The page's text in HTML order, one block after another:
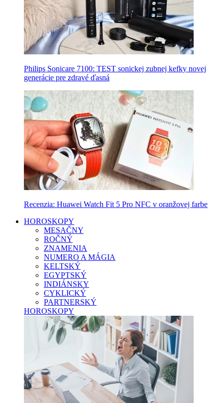
Philips Sonicare 7100: TEST sonickej zubnej kefky novej
generácie pre zdravé ďasná
Recenzia: Huawei Watch Fit 5 Pro NFC v oranžovej farbe
HOROSKOPY
MESAČNY
ROČNÝ
ZNAMENIA
NUMERO A MÁGIA
KELTSKÝ
EGYPTSKÝ
INDIÁNSKY
CYKLICKÝ
PARTNERSKÝ
HOROSKOPY